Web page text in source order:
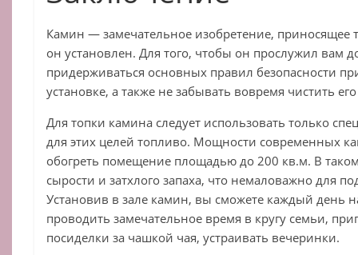
Камин — замечательное изобретение, приносящее
он установлен. Для того, чтобы он прослужил вам
придерживаться основных правил безопасности
установке, а также не забывать вовремя чистить
Для топки камина следует использовать только
для этих целей топливо. Мощности современных
обогреть помещение площадью до 200 кв.м. В
сырости и затхлого запаха, что немаловажно для
Установив в зале камин, вы сможете каждый день
проводить замечательное время в кругу семьи,
посиделки за чашкой чая, устраивать вечеринки.